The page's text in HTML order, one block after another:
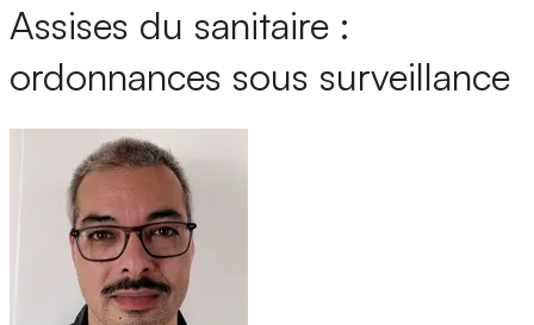
Assises du sanitaire :
ordonnances sous surveillance